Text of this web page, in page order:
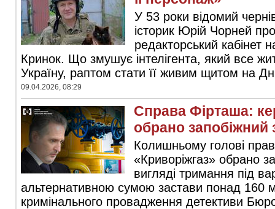
У 53 роки відомий
історик Юрій Чорней
редакторський кабінет
Кринок. Що змушує інтелігента, який все
Україну, раптом стати її живим щитом на
09.04.2026, 08:29
Справа Фірташа:
обрано запобіжний
Колишньому голові
«Криворіжгаз» обрано
вигляді тримання під
альтернативною сумою застави понад 160
кримінального провадження детективи